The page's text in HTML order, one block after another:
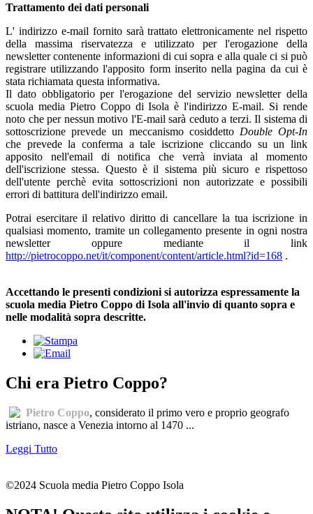
Trattamento dei dati personali
L' indirizzo e-mail fornito sarà trattato elettronicamente nel rispetto
della massima riservatezza e utilizzato per l'erogazione della
newsletter contenente informazioni di cui sopra e alla quale ci si può
registrare utilizzando l'apposito form inserito nella pagina da cui è
stata richiamata questa informativa.
Il dato obbligatorio per l'erogazione del servizio newsletter della
scuola media Pietro Coppo di Isola è l'indirizzo E-mail. Si rende
noto che per nessun motivo l'E-mail sarà ceduto a terzi. Il sistema di
sottoscrizione prevede un meccanismo cosiddetto Double Opt-In
che prevede la conferma a tale iscrizione cliccando su un link
apposito nell'email di notifica che verrà inviata al momento
dell'iscrizione stessa. Questo è il sistema più sicuro e rispettoso
dell'utente perchè evita sottoscrizioni non autorizzate e possibili
errori di battitura dell'indirizzo email.
Potrai esercitare il relativo diritto di cancellare la tua iscrizione in
qualsiasi momento, tramite un collegamento presente in ogni nostra
newsletter oppure mediante il link
http://pietrocoppo.net/it/component/content/article.html?id=168 .
Accettando le presenti condizioni si autorizza espressamente la
scuola media Pietro Coppo di Isola all'invio di quanto sopra e
nelle modalità sopra descritte.
Chi era Pietro Coppo?
Pietro Coppo, considerato il primo vero e proprio geografo
istriano, nasce a Venezia intorno al 1470 ...
Leggi Tutto
©2024 Scuola media Pietro Coppo Isola